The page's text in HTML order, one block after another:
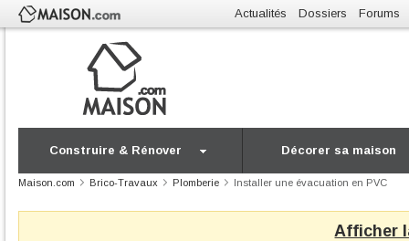
Actualités Dossiers Forums
Construire & Rénover Décorer sa maison
Maison.com Brico-Travaux Plomberie Installer une évacuation en PVC
Afficher